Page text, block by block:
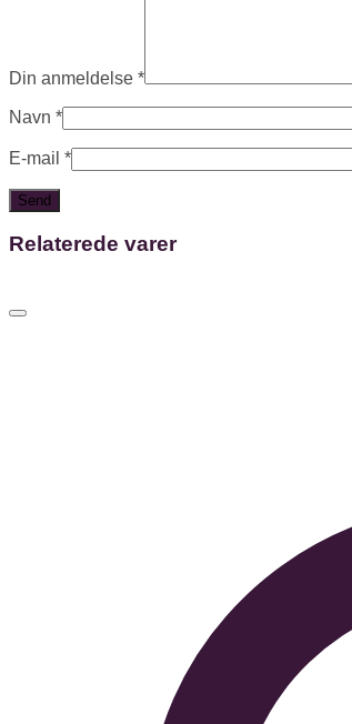
Din anmeldelse *
Navn *
E-mail *
Relaterede varer